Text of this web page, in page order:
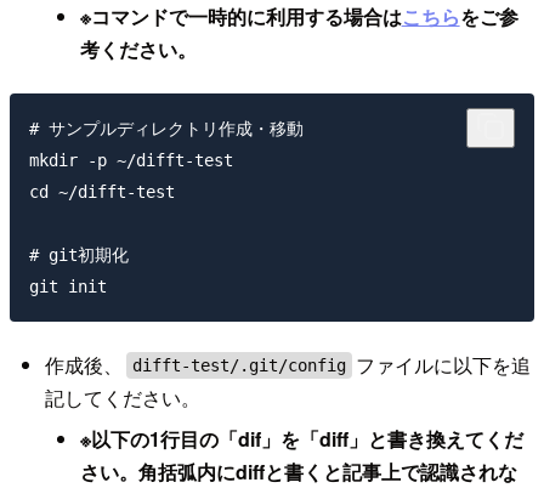
※コマンドで一時的に利用する場合はこちらをご参
考ください。
# サンプルディレクトリ作成・移動
mkdir -p ~/difft-test
cd ~/difft-test
# git初期化
作成後、 difft-test/.git/config ファイルに以下を追
記してください。
※以下の1行目の「dif」を「diff」と書き換えてくだ
さい。角括弧内にdiffと書くと記事上で認識されな